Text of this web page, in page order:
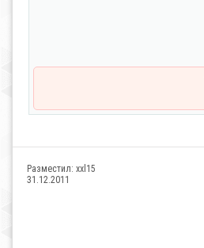
Разместил: xxl15
31.12.2011